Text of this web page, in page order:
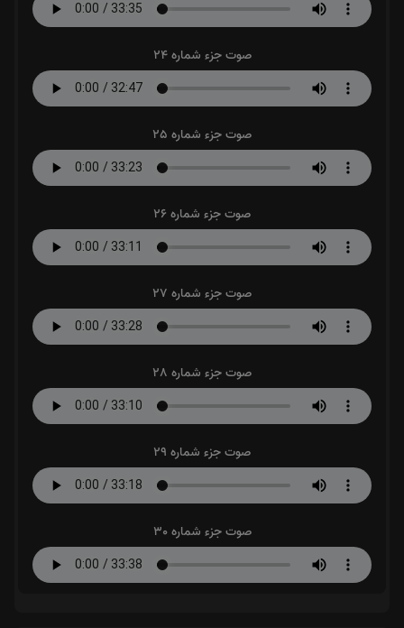
صوت جزء شماره 24
صوت جزء شماره 25
صوت جزء شماره 26
صوت جزء شماره 27
صوت جزء شماره 28
صوت جزء شماره 29
صوت جزء شماره 30